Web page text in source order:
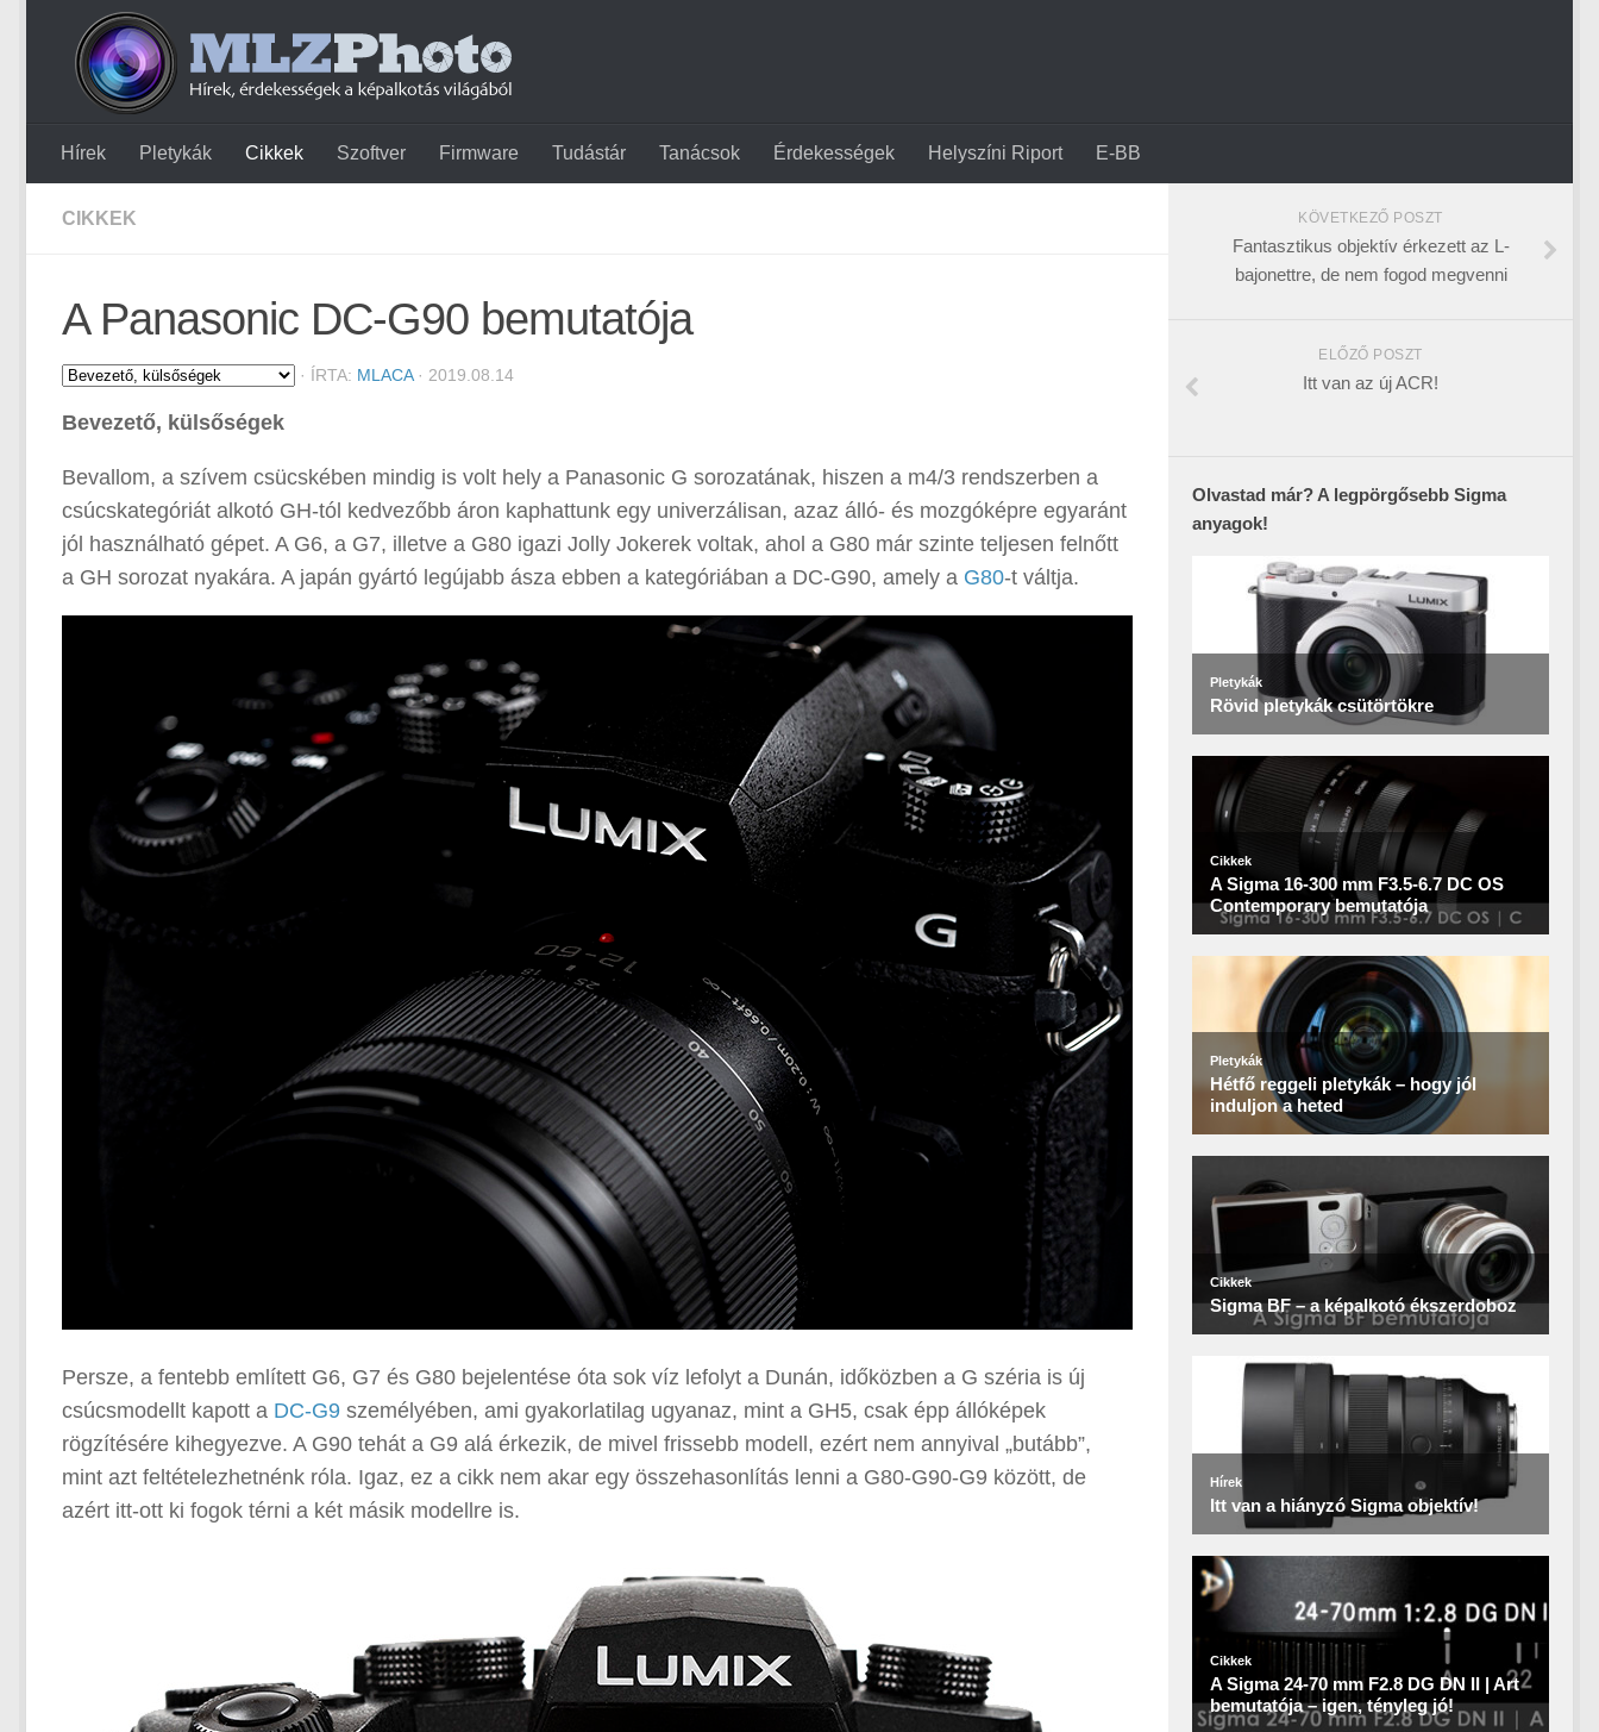
Hírek Pletykák Cikkek Szoftver Firmware Tudástár Tanácsok Érdekességek Helyszíni Riport E-BB
CIKKEK
A Panasonic DC-G90 bemutatója
· ÍRTA: MLACA· 2019.08.14
Bevezető, külsőségek
Bevallom, a szívem csücskében mindig is volt hely a Panasonic G sorozatának, hiszen a m4/3 rendszerben a
csúcskategóriát alkotó GH-tól kedvezőbb áron kaphattunk egy univerzálisan, azaz álló- és mozgóképre egyaránt
jól használható gépet. A G6, a G7, illetve a G80 igazi Jolly Jokerek voltak, ahol a G80 már szinte teljesen felnőtt
a GH sorozat nyakára. A japán gyártó legújabb ásza ebben a kategóriában a DC-G90, amely a G80-t váltja.
Persze, a fentebb említett G6, G7 és G80 bejelentése óta sok víz lefolyt a Dunán, időközben a G széria is új
csúcsmodellt kapott a DC-G9 személyében, ami gyakorlatilag ugyanaz, mint a GH5, csak épp állóképek
rögzítésére kihegyezve. A G90 tehát a G9 alá érkezik, de mivel frissebb modell, ezért nem annyival „butább”,
mint azt feltételezhetnénk róla. Igaz, ez a cikk nem akar egy összehasonlítás lenni a G80-G90-G9 között, de
azért itt-ott ki fogok térni a két másik modellre is.
KÖVETKEZŐ POSZT
Fantasztikus objektív érkezett az L-
bajonettre, de nem fogod megvenni
ELŐZŐ POSZT
Itt van az új ACR!
Olvastad már? A legpörgősebb Sigma
anyagok!